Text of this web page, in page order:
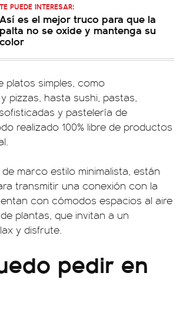
TE PUEDE INTERESAR:
Así es el mejor truco para que la
palta no se oxide y mantenga su
color
platos simples, como
pizzas, hasta sushi, pastas,
y pastelería de
realizado 100% libre de productos
marco estilo minimalista, están
transmitir una conexión con la
con cómodos espacios al aire
plantas, que invitan a un
y disfrute.
pedir en